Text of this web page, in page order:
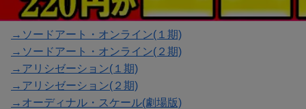
→ソードアート・オンライン(１期)
→ソードアート・オンライン(２期)
→アリシゼーション(１期)
→アリシゼーション(２期)
→オーディナル・スケール(劇場版)